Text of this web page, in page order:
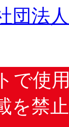
団法
で使
を禁止